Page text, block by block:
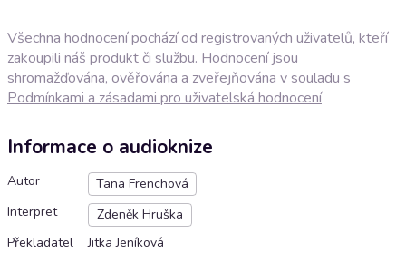
Všechna hodnocení pochází od registrovaných uživatelů, kteří
zakoupili náš produkt či službu. Hodnocení jsou
shromažďována, ověřována a zveřejňována v souladu s
Podmínkami a zásadami pro uživatelská hodnocení
Informace o audioknize
Autor
Tana Frenchová
Interpret
Zdeněk Hruška
Překladatel
Jitka Jeníková